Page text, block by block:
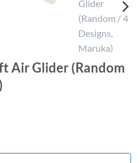
Air Glider (Random